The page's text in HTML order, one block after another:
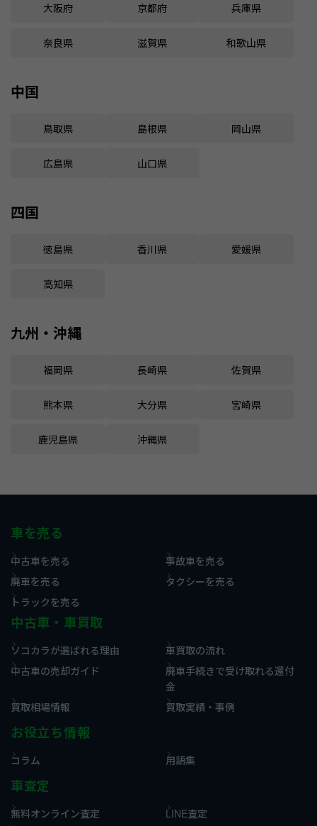
大阪府 京都府 兵庫県
奈良県 滋賀県 和歌山県
中国
鳥取県 島根県 岡山県
広島県 山口県
四国
徳島県 香川県 愛媛県
高知県
九州・沖縄
福岡県 長崎県 佐賀県
熊本県 大分県 宮崎県
鹿児島県 沖縄県
車を売る
中古車を売る
事故車を売る
廃車を売る
タクシーを売る
トラックを売る
中古車・車買取
ソコカラが選ばれる理由
車買取の流れ
中古車の売却ガイド
廃車手続きで受け取れる還付
金
買取相場情報
買取実績・事例
お役立ち情報
コラム 用語集
車査定
無料オンライン査定
LINE査定